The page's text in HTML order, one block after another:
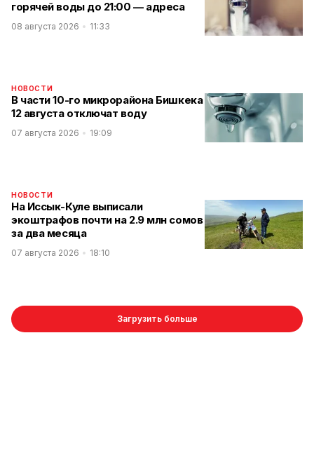
горячей воды до 21:00 — адреса
08 августа 2026 11:33
НОВОСТИ
В части 10-го микрорайона Бишкека
12 августа отключат воду
07 августа 2026 19:09
НОВОСТИ
На Иссык-Куле выписали
экоштрафов почти на 2.9 млн сомов
за два месяца
07 августа 2026 18:10
Загрузить больше